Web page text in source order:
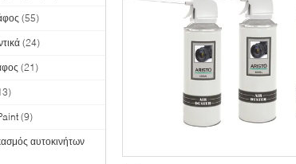
(55)
(24)
(21)
(9)
αυτοκινήτων